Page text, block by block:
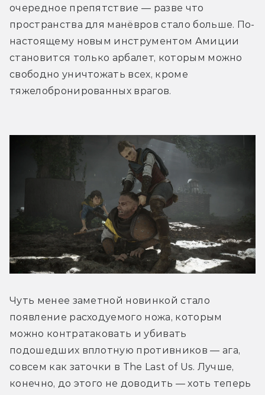
очередное препятствие — разве что
пространства для манёвров стало больше. По-
настоящему новым инструментом Амиции
становится только арбалет, которым можно
свободно уничтожать всех, кроме
тяжелобронированных врагов.
Чуть менее заметной новинкой стало
появление расходуемого ножа, которым
можно контратаковать и убивать
подошедших вплотную противников — ага,
совсем как заточки в The Last of Us. Лучше,
конечно, до этого не доводить — хоть теперь